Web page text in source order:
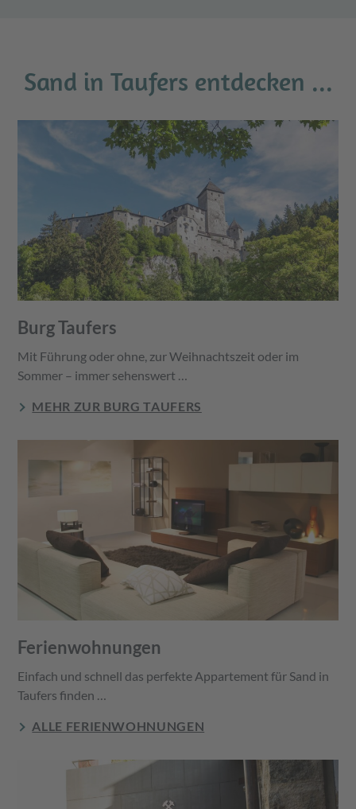
Sand in Taufers entdecken ...
Burg Taufers
Mit Führung oder ohne, zur Weihnachtszeit oder im
Sommer – immer sehenswert …
MEHR ZUR BURG TAUFERS
Ferienwohnungen
Einfach und schnell das perfekte Appartement für Sand in
Taufers finden …
ALLE FERIENWOHNUNGEN